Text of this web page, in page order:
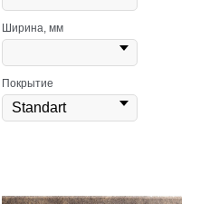
Ширина, мм
Покрытие